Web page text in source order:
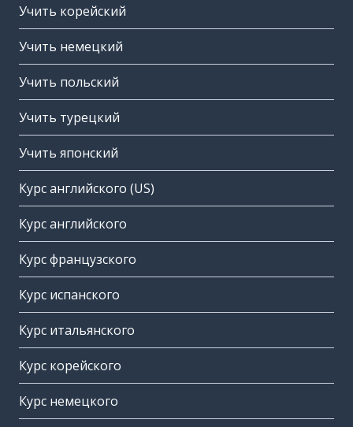
Учить корейский
Учить немецкий
Учить польский
Учить турецкий
Учить японский
Курс английского (US)
Курс английского
Курс французского
Курс испанского
Курс итальянского
Курс корейского
Курс немецкого